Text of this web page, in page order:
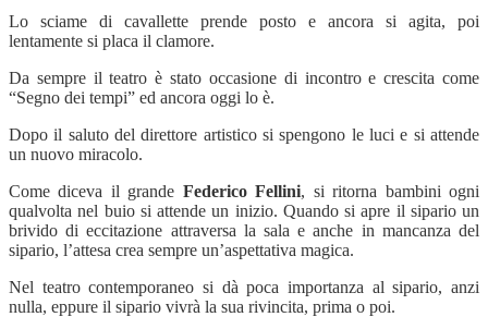
Lo sciame di cavallette prende posto e ancora si agita, poi
lentamente si placa il clamore.
Da sempre il teatro è stato occasione di incontro e crescita come
“Segno dei tempi” ed ancora oggi lo è.
Dopo il saluto del direttore artistico si spengono le luci e si attende
un nuovo miracolo.
Come diceva il grande Federico Fellini, si ritorna bambini ogni
qualvolta nel buio si attende un inizio. Quando si apre il sipario un
brivido di eccitazione attraversa la sala e anche in mancanza del
sipario, l’attesa crea sempre un’aspettativa magica.
Nel teatro contemporaneo si dà poca importanza al sipario, anzi
nulla, eppure il sipario vivrà la sua rivincita, prima o poi.